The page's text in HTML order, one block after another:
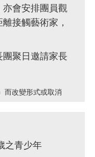
亦會安排團員觀
接觸藝術家，
聚日邀請家長
而改變形式或取消
之青少年